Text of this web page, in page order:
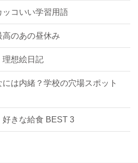
ッコいい学習用語
高のあの昼休み
理想絵日記
には内緒？学校の穴場スポット
好きな給食 BEST 3